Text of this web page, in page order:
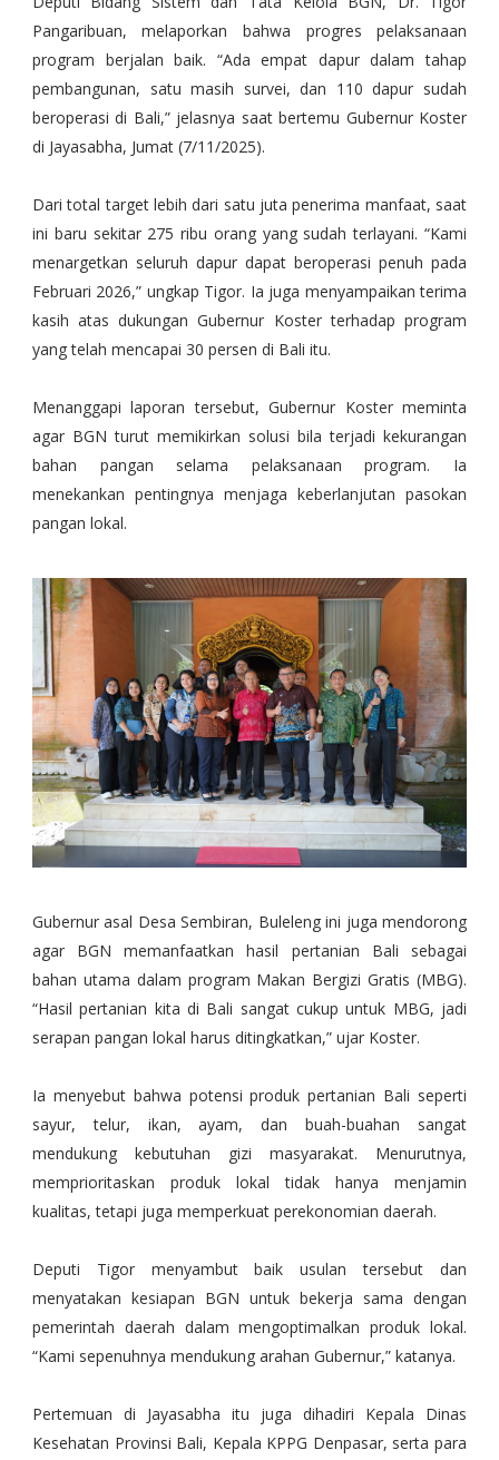
Pangaribuan, melaporkan bahwa progres pelaksanaan
program berjalan baik. “Ada empat dapur dalam tahap
pembangunan, satu masih survei, dan 110 dapur sudah
beroperasi di Bali,” jelasnya saat bertemu Gubernur Koster
di Jayasabha, Jumat (7/11/2025).
Dari total target lebih dari satu juta penerima manfaat, saat
ini baru sekitar 275 ribu orang yang sudah terlayani. “Kami
menargetkan seluruh dapur dapat beroperasi penuh pada
Februari 2026,” ungkap Tigor. Ia juga menyampaikan terima
kasih atas dukungan Gubernur Koster terhadap program
yang telah mencapai 30 persen di Bali itu.
Menanggapi laporan tersebut, Gubernur Koster meminta
agar BGN turut memikirkan solusi bila terjadi kekurangan
bahan pangan selama pelaksanaan program. Ia
menekankan pentingnya menjaga keberlanjutan pasokan
pangan lokal.
Gubernur asal Desa Sembiran, Buleleng ini juga mendorong
agar BGN memanfaatkan hasil pertanian Bali sebagai
bahan utama dalam program Makan Bergizi Gratis (MBG).
“Hasil pertanian kita di Bali sangat cukup untuk MBG, jadi
serapan pangan lokal harus ditingkatkan,” ujar Koster.
Ia menyebut bahwa potensi produk pertanian Bali seperti
sayur, telur, ikan, ayam, dan buah-buahan sangat
mendukung kebutuhan gizi masyarakat. Menurutnya,
memprioritaskan produk lokal tidak hanya menjamin
kualitas, tetapi juga memperkuat perekonomian daerah.
Deputi Tigor menyambut baik usulan tersebut dan
menyatakan kesiapan BGN untuk bekerja sama dengan
pemerintah daerah dalam mengoptimalkan produk lokal.
“Kami sepenuhnya mendukung arahan Gubernur,” katanya.
Pertemuan di Jayasabha itu juga dihadiri Kepala Dinas
Kesehatan Provinsi Bali, Kepala KPPG Denpasar, serta para